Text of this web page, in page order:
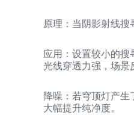
原理：当阴影射线搜
应用：设置较小的搜
光线穿透力强，场景
降噪：若穹顶灯产
大幅提升纯净度。